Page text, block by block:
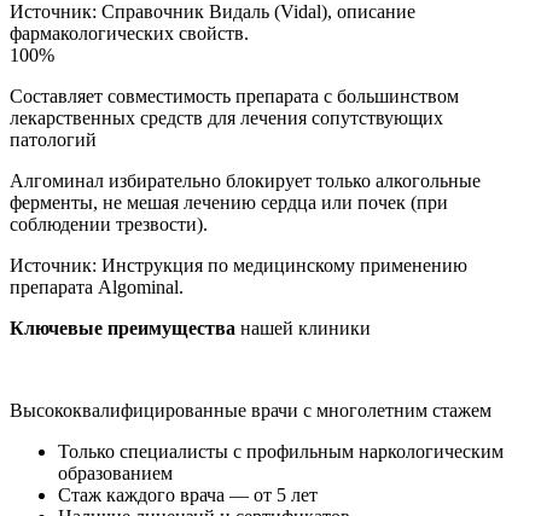
Источник: Справочник Видаль (Vidal), описание
фармакологических свойств.
100%
Составляет совместимость препарата с большинством
лекарственных средств для лечения сопутствующих
патологий
Алгоминал избирательно блокирует только алкогольные
ферменты, не мешая лечению сердца или почек (при
соблюдении трезвости).
Источник: Инструкция по медицинскому применению
препарата Algominal.
Ключевые преимущества нашей клиники
Высококвалифицированные врачи с многолетним стажем
Только специалисты с профильным наркологическим
образованием
Стаж каждого врача — от 5 лет